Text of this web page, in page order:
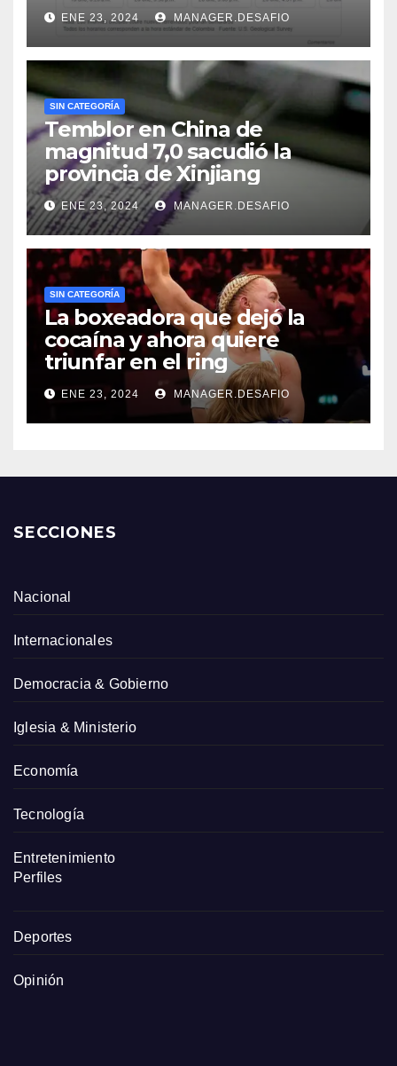
ENE 23, 2024 MANAGER.DESAFIO
SIN CATEGORÍA
Temblor en China de
magnitud 7,0 sacudió la
provincia de Xinjiang
ENE 23, 2024 MANAGER.DESAFIO
SIN CATEGORÍA
La boxeadora que dejó la
cocaína y ahora quiere
triunfar en el ring​
ENE 23, 2024 MANAGER.DESAFIO
SECCIONES
Nacional
Internacionales
Democracia & Gobierno
Iglesia & Ministerio
Economía
Tecnología
Entretenimiento
Perfiles
Deportes
Opinión